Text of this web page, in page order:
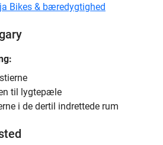
Bikes & bæredygtighed
til lygtepæle
i de dertil indrettede rum